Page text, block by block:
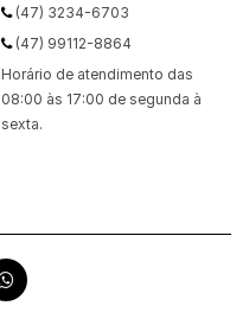
(47) 3234-6703
(47) 99112-8864
Horário de atendimento das
08:00 às 17:00 de segunda à
sexta.